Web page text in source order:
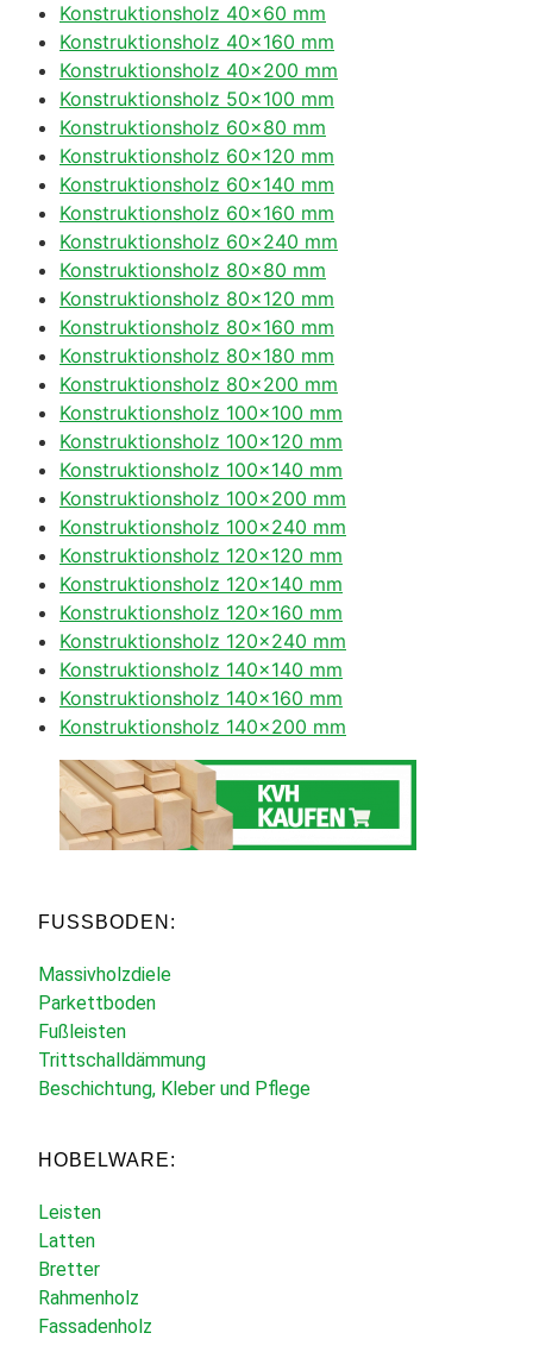
Konstruktionsholz 40×60 mm
Konstruktionsholz 40×160 mm
Konstruktionsholz 40×200 mm
Konstruktionsholz 50×100 mm
Konstruktionsholz 60×80 mm
Konstruktionsholz 60×120 mm
Konstruktionsholz 60×140 mm
Konstruktionsholz 60×160 mm
Konstruktionsholz 60×240 mm
Konstruktionsholz 80×80 mm
Konstruktionsholz 80×120 mm
Konstruktionsholz 80×160 mm
Konstruktionsholz 80×180 mm
Konstruktionsholz 80×200 mm
Konstruktionsholz 100×100 mm
Konstruktionsholz 100×120 mm
Konstruktionsholz 100×140 mm
Konstruktionsholz 100×200 mm
Konstruktionsholz 100×240 mm
Konstruktionsholz 120×120 mm
Konstruktionsholz 120×140 mm
Konstruktionsholz 120×160 mm
Konstruktionsholz 120×240 mm
Konstruktionsholz 140×140 mm
Konstruktionsholz 140×160 mm
Konstruktionsholz 140×200 mm
FUSSBODEN:
Massivholzdiele
Parkettboden
Fußleisten
Trittschalldämmung
Beschichtung, Kleber und Pflege
HOBELWARE:
Leisten
Latten
Bretter
Rahmenholz
Fassadenholz